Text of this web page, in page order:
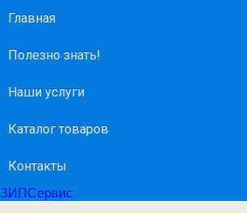
Главная
Полезно знать!
Наши услуги
Каталог товаров
Контакты
ЗИПСервис